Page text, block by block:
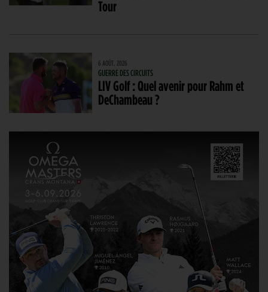
Tour
6 AOÛT. 2026
GUERRE DES CIRCUITS
LIV Golf : Quel avenir pour Rahm et
DeChambeau ?